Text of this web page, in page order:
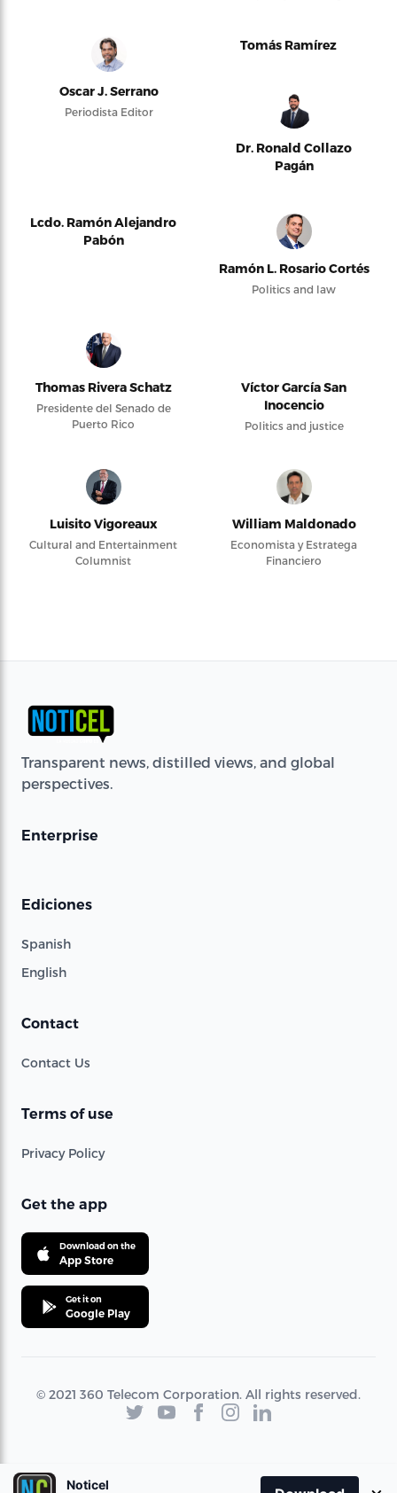
Oscar J. Serrano
Periodista Editor
Tomás Ramírez
Dr. Ronald Collazo
Pagán
Lcdo. Ramón Alejandro
Pabón
Ramón L. Rosario Cortés
Politics and law
Thomas Rivera Schatz
Presidente del Senado de
Puerto Rico
Víctor García San
Inocencio
Politics and justice
Luisito Vigoreaux
Cultural and Entertainment
Columnist
William Maldonado
Economista y Estratega
Financiero
Transparent news, distilled views, and global
perspectives.
Enterprise
Ediciones
Spanish
English
Contact
Contact Us
Terms of use
Privacy Policy
Get the app
Download on the
App Store
Get it on
Google Play
© 2021 360 Telecom Corporation. All rights reserved.
Noticel